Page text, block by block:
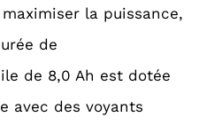
la puissance,
de
de 8,0 Ah est dotée
avec des voyants